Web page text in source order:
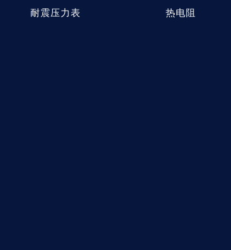
耐震压力表
热电阻